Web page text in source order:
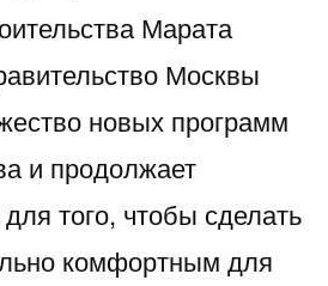
Марата
Москвы
новых программ
и продолжает
того, чтобы сделать
комфортным для